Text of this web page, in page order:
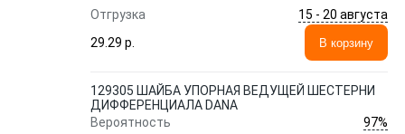
Отгрузка
15 - 20 августа
29.29 p.
В корзину
129305 ШАЙБА УПОРНАЯ ВЕДУЩЕЙ ШЕСТЕРНИ
ДИФФЕРЕНЦИАЛА DANA
Вероятность
97%